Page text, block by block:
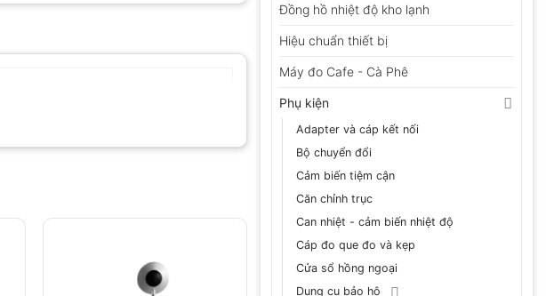
Đồng hồ nhiệt độ kho lạnh
Hiệu chuẩn thiết bị
Máy đo Cafe - Cà Phê
Phụ kiện
Adapter và cáp kết nối
Bộ chuyển đổi
Cảm biến tiệm cận
Căn chỉnh trục
Can nhiệt - cảm biến nhiệt độ
Cáp đo que đo và kẹp
Cửa sổ hồng ngoại
Dụng cụ bảo hộ